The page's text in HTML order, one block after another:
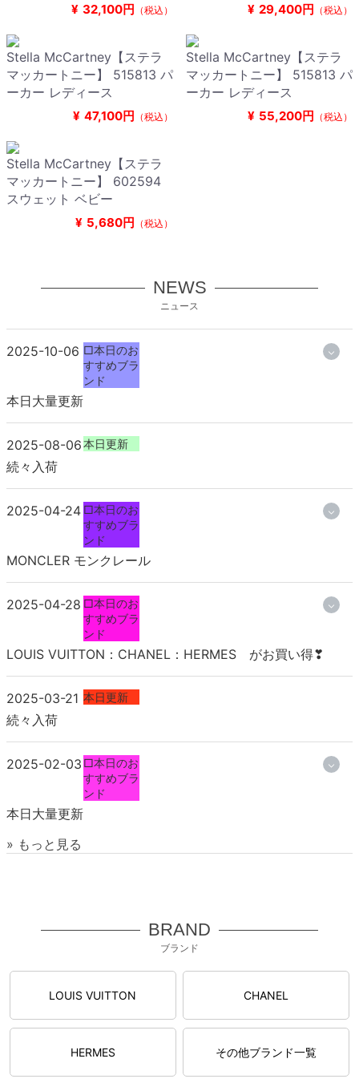
¥ 32,100円 （税込） ¥ 29,400円 （税込）
Stella McCartney【ステラ
マッカートニー】 515813 パ
ーカー レディース
¥ 47,100円 （税込）
Stella McCartney【ステラ
マッカートニー】 515813 パ
ーカー レディース
¥ 55,200円 （税込）
Stella McCartney【ステラ
マッカートニー】 602594
スウェット ベビー
¥ 5,680円 （税込）
NEWS
ニュース
2025-10-06 □本日のお
すすめブラ
ンド
本日大量更新
2025-08-06本日更新
続々入荷
2025-04-24 □本日のお
すすめブラ
ンド
MONCLER モンクレール
2025-04-28 □本日のお
すすめブラ
ンド
LOUIS VUITTON：CHANEL：HERMES がお買い得❣
2025-03-21 本日更新
続々入荷
2025-02-03 □本日のお
すすめブラ
ンド
本日大量更新
» もっと見る
BRAND
ブランド
LOUIS VUITTON CHANEL
HERMES その他ブランド一覧